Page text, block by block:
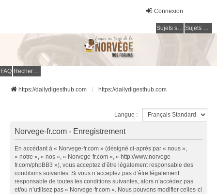
Connexion
Sujets sans réponse Sujets actifs
FAQ Rechercher
https://dailydigesthub.com https://dailydigesthub.com
Langue :
Norvege-fr.com - Enregistrement
En accédant à « Norvege-fr.com » (désigné ci-après par « nous »,
« notre », « nos », « Norvege-fr.com », « http://www.norvege-
fr.com/phpBB3 »), vous acceptez d’être légalement responsable des
conditions suivantes. Si vous n’acceptez pas d’être légalement
responsable de toutes les conditions suivantes, alors n’accédez pas
et/ou n’utilisez pas « Norvege-fr.com ». Nous pouvons modifier celles-ci